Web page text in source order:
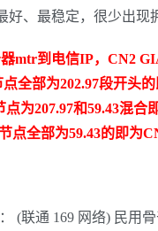
好、最稳定，很少出现
mtr到电信IP，CN2
全部为202.97段开头的
为207.97和59.43混合
点全部为59.43的即为
： (联通 169 网络) 民用